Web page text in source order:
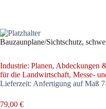
Bauzaunplane/Sichtschutz,
Industrie: Planen, Abdeckungen
für die Landwirtschaft, Messe-
Lieferzeit: Anfertigung auf Maß
79,00 €